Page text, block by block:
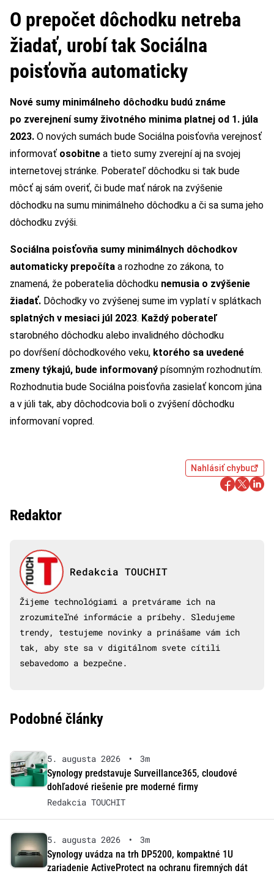
O prepočet dôchodku netreba
žiadať, urobí tak Sociálna
poisťovňa automaticky
Nové sumy minimálneho dôchodku budú známe
po zverejnení sumy životného minima platnej od 1. júla
2023. O nových sumách bude Sociálna poisťovňa verejnosť
informovať osobitne a tieto sumy zverejní aj na svojej
internetovej stránke. Poberateľ dôchodku si tak bude
môcť aj sám overiť, či bude mať nárok na zvýšenie
dôchodku na sumu minimálneho dôchodku a či sa suma jeho
dôchodku zvýši.
Sociálna poisťovňa sumy minimálnych dôchodkov
automaticky prepočíta a rozhodne zo zákona, to
znamená, že poberatelia dôchodku nemusia o zvýšenie
žiadať. Dôchodky vo zvýšenej sume im vyplatí v splátkach
splatných v mesiaci júl 2023. Každý poberateľ
starobného dôchodku alebo invalidného dôchodku
po dovŕšení dôchodkového veku, ktorého sa uvedené
zmeny týkajú, bude informovaný písomným rozhodnutím.
Rozhodnutia bude Sociálna poisťovňa zasielať koncom júna
a v júli tak, aby dôchodcovia boli o zvýšení dôchodku
informovaní vopred.
Nahlásiť chybu
Redaktor
Redakcia TOUCHIT
Žijeme technológiami a pretvárame ich na
zrozumiteľné informácie a príbehy. Sledujeme
trendy, testujeme novinky a prinášame vám ich
tak, aby ste sa v digitálnom svete cítili
sebavedomo a bezpečne.
Podobné články
5. augusta 2026 •
3m
Synology predstavuje Surveillance365, cloudové
dohľadové riešenie pre moderné firmy
Redakcia TOUCHIT
5. augusta 2026 •
3m
Synology uvádza na trh DP5200, kompaktné 1U
zariadenie ActiveProtect na ochranu firemných dát